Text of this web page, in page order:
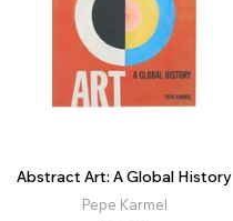
Abstract Art: A Global History
Pepe Karmel